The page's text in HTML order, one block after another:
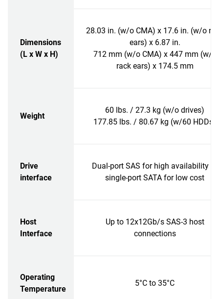
Dimensions
(L x W x H)
28.03 in. (w/o CMA) x 17.6 in. (w/o
ears) x 6.87 in.
712 mm (w/o CMA) x 447 mm (w/o
rack ears) x 174.5 mm
Weight
60 lbs. / 27.3 kg (w/o drives)
177.85 lbs. / 80.67 kg (w/60 HDDs)
Drive
interface
Dual-port SAS for high availability or
single-port SATA for low cost
Host
Interface
Up to 12x12Gb/s SAS-3 host
connections
Operating
Temperature
5°C to 35°C